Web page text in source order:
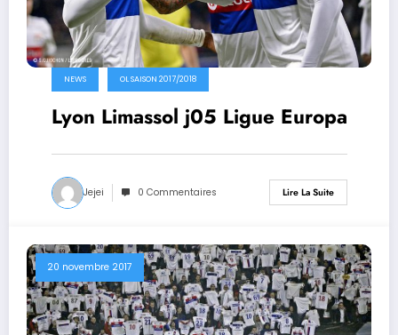
NEWS OL SAISON 2017/2018
Lyon Limassol j05 Ligue Europa
Jejei 0 Commentaires Lire La Suite
20 novembre 2017